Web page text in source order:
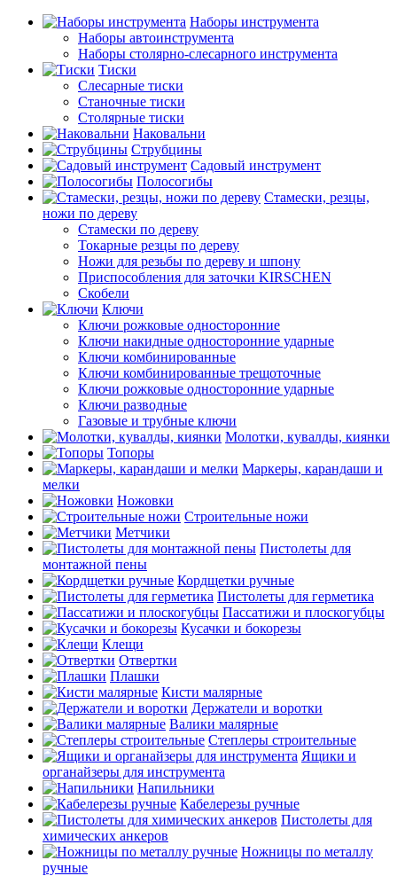
Наборы инструмента
Наборы автоинструмента
Наборы столярно-слесарного инструмента
Тиски
Слесарные тиски
Станочные тиски
Столярные тиски
Наковальни
Струбцины
Садовый инструмент
Полосогибы
Стамески, резцы,
ножи по дереву
Стамески по дереву
Токарные резцы по дереву
Ножи для резьбы по дереву и шпону
Приспособления для заточки KIRSCHEN
Скобели
Ключи
Ключи рожковые односторонние
Ключи накидные односторонние ударные
Ключи комбинированные
Ключи комбинированные трещоточные
Ключи рожковые односторонние ударные
Ключи разводные
Газовые и трубные ключи
Молотки, кувалды, киянки
Топоры
Маркеры, карандаши и
мелки
Ножовки
Строительные ножи
Метчики
Пистолеты для
монтажной пены
Кордщетки ручные
Пистолеты для герметика
Пассатижи и плоскогубцы
Кусачки и бокорезы
Клещи
Отвертки
Плашки
Кисти малярные
Держатели и воротки
Валики малярные
Степлеры строительные
Ящики и
органайзеры для инструмента
Напильники
Кабелерезы ручные
Пистолеты для
химических анкеров
Ножницы по металлу
ручные